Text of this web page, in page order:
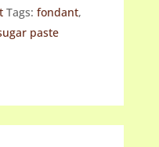
Tags: fondant,
paste